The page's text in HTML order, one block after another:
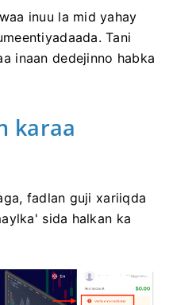
inuu la mid yahay
Tani
inaan dedejinno habka
karaa
fadlan guji xariiqda
sida halkan ka